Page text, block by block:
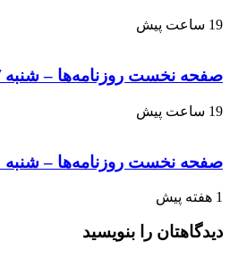
19 ساعت پیش
صفحه نخست روزنامه‌ها – شنبه ۱۷ مرداد
19 ساعت پیش
صفحه نخست روزنامه‌ها – شنبه ۱۰ مرداد
1 هفته پیش
دیدگاهتان را بنویسید